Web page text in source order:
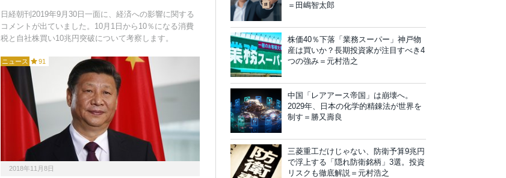
日経朝刊2019年9月30日一面に、経済への影響に関する
コメントが出ていました。10月1日から10％になる消費
税と自社株買い10兆円突破について考察します。
ニュース 91
2018年11月8日
＝田嶋智太郎
株価40％下落「業務スーパー」神戸物
産は買いか？長期投資家が注目すべき4
つの強み＝元村浩之
中国「レアアース帝国」は崩壊へ。
2029年、日本の化学的精錬法が世界を
制す＝勝又壽良
三菱重工だけじゃない、防衛予算9兆円
で浮上する「隠れ防衛銘柄」3選。投資
リスクも徹底解説＝元村浩之